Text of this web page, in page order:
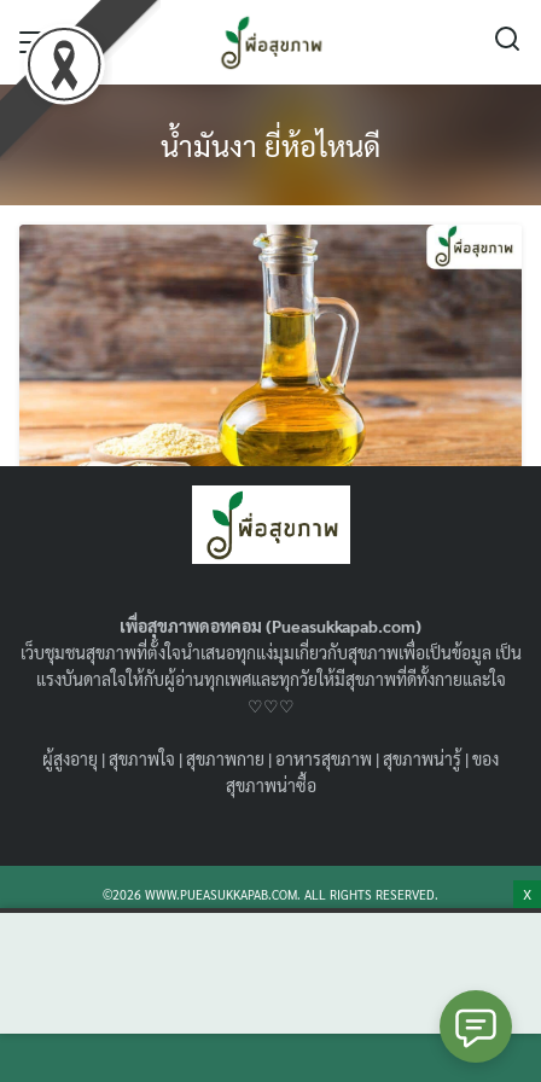
content
for:
Search
น้ำมันงา ยี่ห้อไหนดี
ซื้อ น้ำมันงา ยี่ห้อไหนดี ? รวม 7 ยี่ห้อคุณภาพดี
แนะนำ น้ำมันงา ยี่ห้อไหนดี 7 ยี่ห้อ ราคาดี มีคุณภาพ ทำ
อาหารอร่อย ทั้งน้ำมันงา เกาหลี จีน ญี่ปุ่น และของไทย มา
เลือกซื้อน้ำมันงาเพื่อสุขภาพกัน
เพื่อสุขภาพดอทคอม (Pueasukkapab.com)
เว็บชุมชนสุขภาพที่ตั้งใจนำเสนอทุกแง่มุมเกี่ยวกับสุขภาพเพื่อเป็นข้อมูล เป็น
แรงบันดาลใจให้กับผู้อ่านทุกเพศและทุกวัยให้มีสุขภาพที่ดีทั้งกายและใจ
♡♡♡
ผู้สูงอายุ |สุขภาพใจ |สุขภาพกาย |อาหารสุขภาพ |สุขภาพน่ารู้ |ของ
สุขภาพน่าซื้อ
©2026 WWW.PUEASUKKAPAB.COM. ALL RIGHTS RESERVED. X